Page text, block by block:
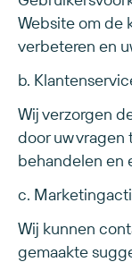
Website om de
verbeteren en
b.
Wij verzorgen
door uw vragen
behandelen en
c.
Wij kunnen
gemaakte